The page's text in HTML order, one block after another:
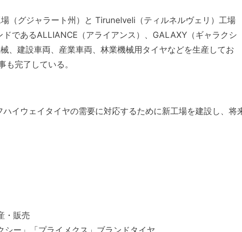
（グジャラート州）と Tirunelveli（ティルネルヴェリ）工場
ドであるALLIANCE（アライアンス）、GALAXY（ギャラクシ
、建設車両、産業車両、林業機械用タイヤなどを生産してお
も完了している。
イウェイタイヤの需要に対応するために新工場を建設し、将
・販売
ー」「プライメクス」ブランドタイヤ